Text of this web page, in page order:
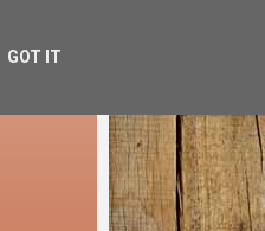
GOT IT